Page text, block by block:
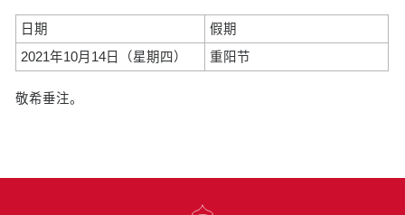
日期
假期
2021年10月14日（星期四）
重阳节
敬希垂注。